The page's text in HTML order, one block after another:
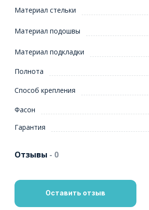
Материал стельки
Материал подошвы
Материал подкладки
Полнота
Способ крепления
Фасон
Гарантия
Отзывы - 0
Оставить отзыв